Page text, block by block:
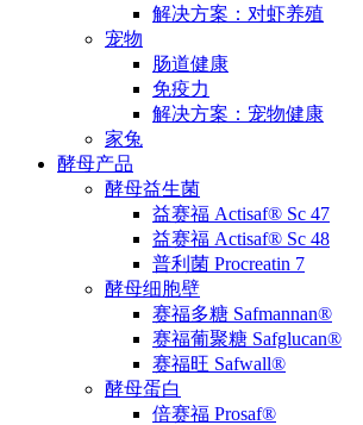
解决方案：对虾养殖
宠物
肠道健康
免疫力
解决方案：宠物健康
家兔
酵母产品
酵母益生菌
益赛福 Actisaf® Sc 47
益赛福 Actisaf® Sc 48
普利菌 Procreatin 7
酵母细胞壁
赛福多糖 Safmannan®
赛福葡聚糖 Safglucan®
赛福旺 Safwall®
酵母蛋白
倍赛福 Prosaf®